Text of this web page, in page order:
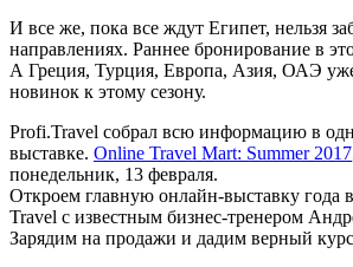
И все же, пока все ждут Египет, нельзя
направлениях. Раннее бронирование в
А Греция, Турция, Европа, Азия, ОАЭ
новинок к этому сезону.
Profi.Travel собрал всю информацию в
выставке. Online Travel Mart: Summer 2017
понедельник, 13 февраля.
Откроем главную онлайн-выставку года
Travel с известным бизнес-тренером
Зарядим на продажи и дадим верный курс